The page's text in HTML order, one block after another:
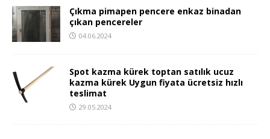
Çıkma pimapen pencere enkaz binadan
çıkan pencereler
04.06.2024
Spot kazma kürek toptan satılık ucuz
kazma kürek Uygun fiyata ücretsiz hızlı
teslimat
29.05.2024